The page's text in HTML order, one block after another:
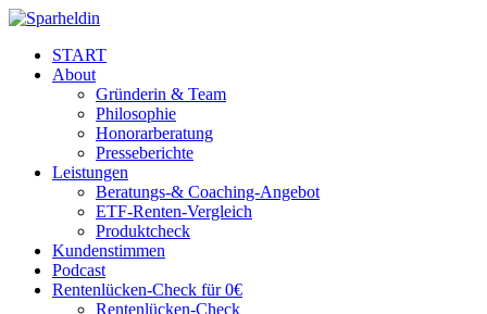
START
About
Gründerin & Team
Philosophie
Honorarberatung
Presseberichte
Leistungen
Beratungs-& Coaching-Angebot
ETF-Renten-Vergleich
Produktcheck
Kundenstimmen
Podcast
Rentenlücken-Check für 0€
Rentenlücken-Check